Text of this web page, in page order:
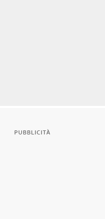
PUBBLICITÀ